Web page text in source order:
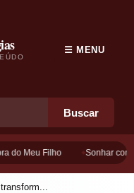
Buscar
☰ MENU
do Meu Filho Sonhar com